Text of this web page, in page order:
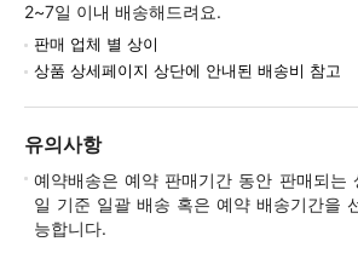
2~7일 이내 배송해드려요.
판매 업체 별 상이
상품 상세페이지 상단에 안내된 배송비 참고
유의사항
예약배송은 예약 판매기간 동안 판매되는
일 기준 일괄 배송 혹은 예약 배송기간을
능합니다.